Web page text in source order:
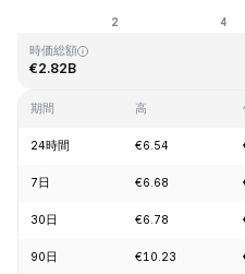
時価総額
€2.82B
期間 高
24時間 €6.54
7日 €6.68
30日 €6.78
90日 €10.23